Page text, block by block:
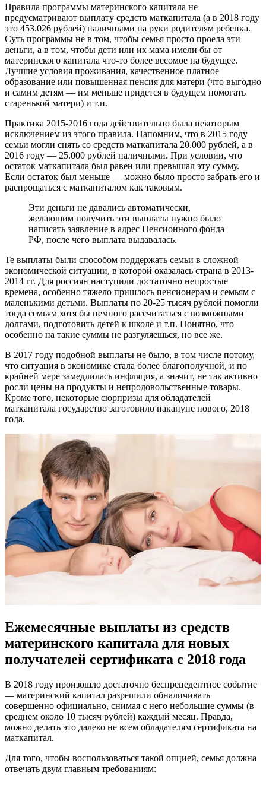
Правила программы материнского капитала не
предусматривают выплату средств маткапитала (а в 2018 году
это 453.026 рублей) наличными на руки родителям ребенка.
Суть программы не в том, чтобы семья просто проела эти
деньги, а в том, чтобы дети или их мама имели бы от
материнского капитала что-то более весомое на будущее.
Лучшие условия проживания, качественное платное
образование или повышенная пенсия для матери (что выгодно
и самим детям — им меньше придется в будущем помогать
старенькой матери) и т.п.
Практика 2015-2016 года действительно была некоторым
исключением из этого правила. Напомним, что в 2015 году
семьи могли снять со средств маткапитала 20.000 рублей, а в
2016 году — 25.000 рублей наличными. При условии, что
остаток маткапитала был равен или превышал эту сумму.
Если остаток был меньше — можно было просто забрать его и
распрощаться с маткапиталом как таковым.
Эти деньги не давались автоматически,
желающим получить эти выплаты нужно было
написать заявление в адрес Пенсионного фонда
РФ, после чего выплата выдавалась.
Те выплаты были способом поддержать семьи в сложной
экономической ситуации, в которой оказалась страна в 2013-
2014 гг. Для россиян наступили достаточно непростые
времена, особенно тяжело пришлось пенсионерам и семьям с
маленькими детьми. Выплаты по 20-25 тысяч рублей помогли
тогда семьям хотя бы немного рассчитаться с возможными
долгами, подготовить детей к школе и т.п. Понятно, что
особенно на такие суммы не разгуляешься, но все же.
В 2017 году подобной выплаты не было, в том числе потому,
что ситуация в экономике стала более благополучной, и по
крайней мере замедлилась инфляция, а значит, не так активно
росли цены на продукты и непродовольственные товары.
Кроме того, некоторые сюрпризы для обладателей
маткапитала государство заготовило накануне нового, 2018
года.
Ежемесячные выплаты из средств
материнского капитала для новых
получателей сертификата с 2018 года
В 2018 году произошло достаточно беспрецедентное событие
— материнский капитал разрешили обналичивать
совершенно официально, снимая с него небольшие суммы (в
среднем около 10 тысяч рублей) каждый месяц. Правда,
можно делать это далеко не всем обладателям сертификата на
маткапитал.
Для того, чтобы воспользоваться такой опцией, семья должна
отвечать двум главным требованиям: